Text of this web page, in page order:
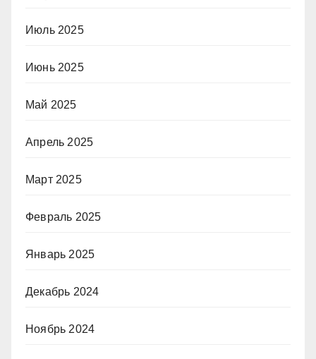
Июль 2025
Июнь 2025
Май 2025
Апрель 2025
Март 2025
Февраль 2025
Январь 2025
Декабрь 2024
Ноябрь 2024